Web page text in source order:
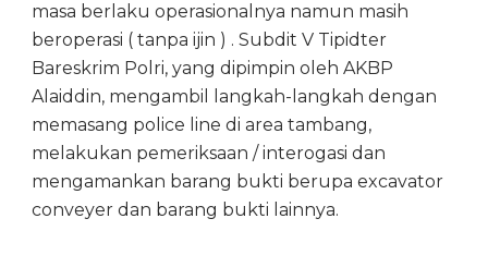
masa berlaku operasionalnya namun masih
beroperasi ( tanpa ijin ) . Subdit V Tipidter
Bareskrim Polri, yang dipimpin oleh AKBP
Alaiddin, mengambil langkah-langkah dengan
memasang police line di area tambang,
melakukan pemeriksaan / interogasi dan
mengamankan barang bukti berupa excavator
conveyer dan barang bukti lainnya.